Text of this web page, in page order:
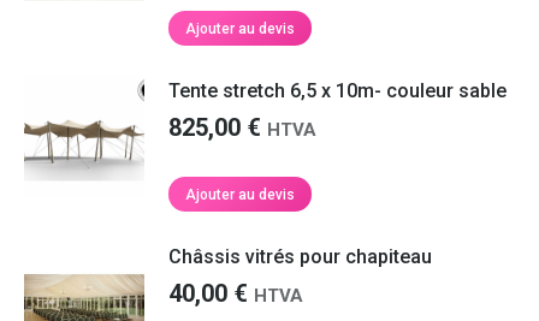
Ajouter au devis
Tente stretch 6,5 x 10m- couleur sable
825,00 € HTVA
Ajouter au devis
Châssis vitrés pour chapiteau
40,00 € HTVA